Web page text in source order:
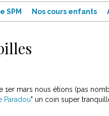
SPM Nos cours enfants
1er mars nous étions (pas
Paradou" un coin super